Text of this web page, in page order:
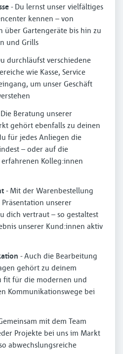
- Du lernst unser vielfältiges
kennen – von
über Gartengeräte bis hin zu
und Grills
durchläufst verschiedene
wie Kasse, Service
um unser Geschäft
Beratung unserer
gehört ebenfalls zu deinen
für jedes Anliegen die
– oder auf die
Kolleg:innen
- Mit der Warenbestellung
unserer
dich vertraut – so gestaltest
unserer Kund:innen aktiv
- Auch die Bearbeitung
gehört zu deinem
fit für die modernen und
Kommunikationswege bei
mit dem Team
Projekte bei uns im Markt
abwechslungsreiche